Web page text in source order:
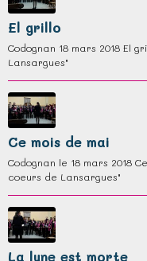
El grillo
Codognan 18 mars 2018 El
Lansargues"
Ce mois de mai
Codognan le 18 mars 2018
coeurs de Lansargues"
La lune est morte